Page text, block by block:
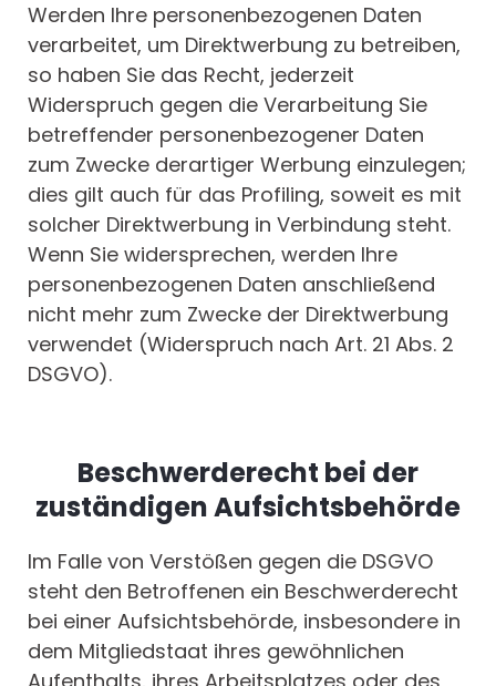
Werden Ihre personenbezogenen Daten
verarbeitet, um Direktwerbung zu betreiben,
so haben Sie das Recht, jederzeit
Widerspruch gegen die Verarbeitung Sie
betreffender personenbezogener Daten
zum Zwecke derartiger Werbung einzulegen;
dies gilt auch für das Profiling, soweit es mit
solcher Direktwerbung in Verbindung steht.
Wenn Sie widersprechen, werden Ihre
personenbezogenen Daten anschließend
nicht mehr zum Zwecke der Direktwerbung
verwendet (Widerspruch nach Art. 21 Abs. 2
DSGVO).
Beschwerderecht bei der
zuständigen Aufsichtsbehörde
Im Falle von Verstößen gegen die DSGVO
steht den Betroffenen ein Beschwerderecht
bei einer Aufsichtsbehörde, insbesondere in
dem Mitgliedstaat ihres gewöhnlichen